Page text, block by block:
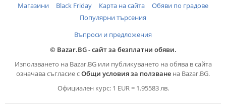
Магазини Black Friday Карта на сайта
Обяви по градове
Популярни търсения
Въпроси и предложения
© Bazar.BG - сайт за безплатни обяви.
Използването на Bazar.BG или публикуването на обява в сайта
означава съгласие сОбщи условия за ползване на Bazar.BG.
Официален курс: 1 EUR = 1.95583 лв.